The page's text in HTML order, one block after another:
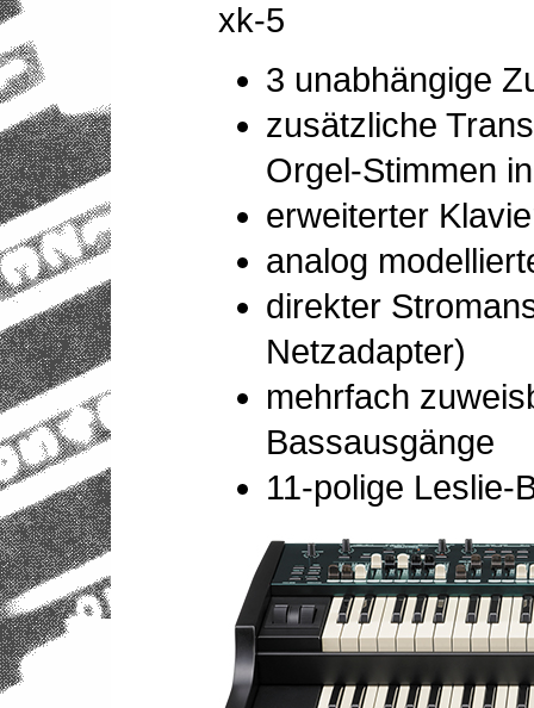
xk-5
3 unabhängige
zusätzliche
Orgel-Stimmen
erweiterter
analog
direkter
Netzadapter)
mehrfach
Bassausgänge
11-polige Leslie-